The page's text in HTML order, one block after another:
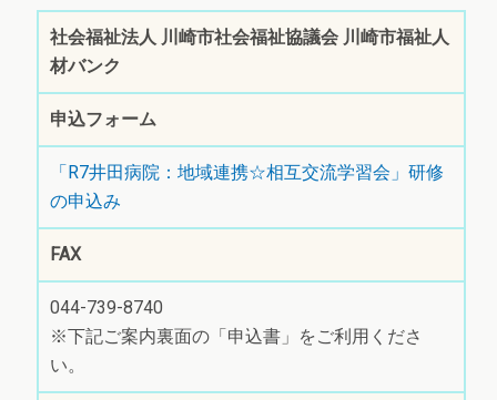
社会福祉法人 川崎市社会福祉協議会 川崎市福祉人
材バンク
申込フォーム
「R7井田病院：地域連携☆相互交流学習会」研修
の申込み
FAX
044-739-8740
※下記ご案内裏面の「申込書」をご利用くださ
い。